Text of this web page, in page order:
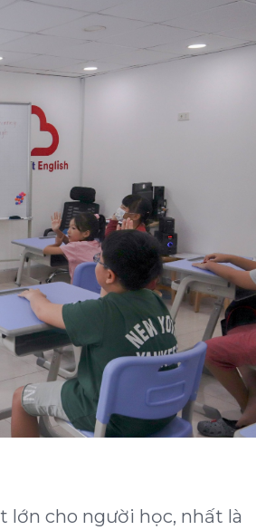
lớn cho người học, nhất là